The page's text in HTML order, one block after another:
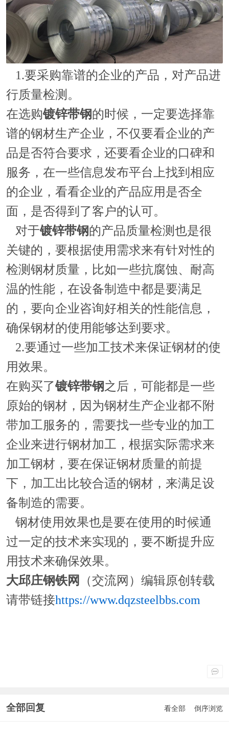
1.要采购靠谱的企业的产品，对产品进
行质量检测。
在选购镀锌带钢的时候，一定要选择靠
谱的钢材生产企业，不仅要看企业的产
品是否符合要求，还要看企业的口碑和
服务，在一些信息发布平台上找到相应
的企业，看看企业的产品应用是否全
面，是否得到了客户的认可。
对于镀锌带钢的产品质量检测也是很
关键的，要根据使用需求来有针对性的
检测钢材质量，比如一些抗腐蚀、耐高
温的性能，在设备制造中都是要满足
的，要向企业咨询好相关的性能信息，
确保钢材的使用能够达到要求。
2.要通过一些加工技术来保证钢材的使
用效果。
在购买了镀锌带钢之后，可能都是一些
原始的钢材，因为钢材生产企业都不附
带加工服务的，需要找一些专业的加工
企业来进行钢材加工，根据实际需求来
加工钢材，要在保证钢材质量的前提
下，加工出比较合适的钢材，来满足设
备制造的需要。
钢材使用效果也是要在使用的时候通
过一定的技术来实现的，要不断提升应
用技术来确保效果。
大邱庄钢铁网
（交流网）编辑原创转载
请带链接https://www.dqzsteelbbs.com
全部回复 看全部 倒序浏览